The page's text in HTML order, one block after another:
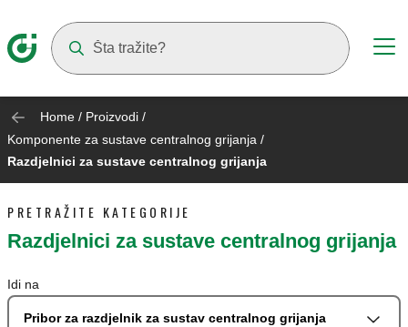
Home / Proizvodi /
Komponente za sustave centralnog grijanja /
Razdjelnici za sustave centralnog grijanja
PRETRAŽITE KATEGORIJE
Razdjelnici za sustave centralnog grijanja
Idi na
Pribor za razdjelnik za sustav centralnog grijanja